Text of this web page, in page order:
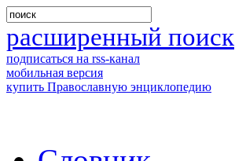
расширенный поиск
подписаться на rss-канал
мобильная версия
купить Православную энциклопедию